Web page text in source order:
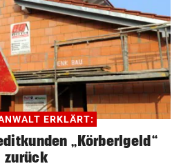
ERKLÄRT:
„Körberlgeld“
zurück